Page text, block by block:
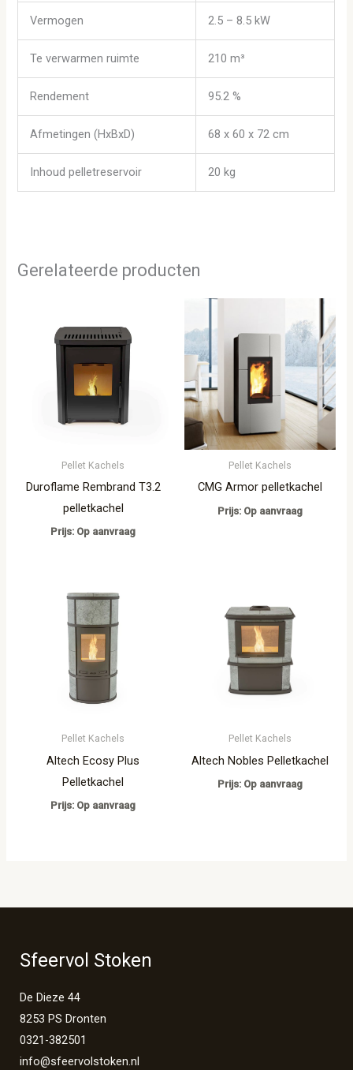
Vermogen 2.5 – 8.5 kW
Te verwarmen ruimte 210 m³
Rendement 95.2 %
Afmetingen (HxBxD) 68 x 60 x 72 cm
Inhoud pelletreservoir 20 kg
Gerelateerde producten
Pellet Kachels
Duroflame Rembrand T3.2
pelletkachel
Prijs: Op aanvraag
Pellet Kachels
CMG Armor pelletkachel
Prijs: Op aanvraag
Pellet Kachels
Altech Ecosy Plus
Pelletkachel
Prijs: Op aanvraag
Pellet Kachels
Altech Nobles Pelletkachel
Prijs: Op aanvraag
Sfeervol Stoken
De Dieze 44
8253 PS Dronten
0321-382501
info@sfeervolstoken.nl